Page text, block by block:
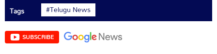
Tags #Telugu News
SUBSCRIBE